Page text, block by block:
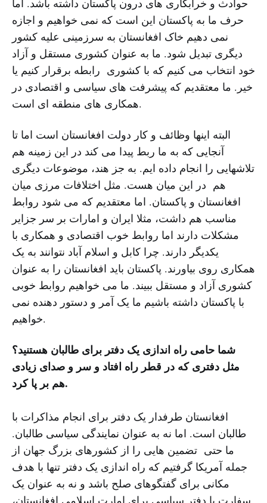
حوادث و خرابکاری های درون پاکستان داشته باشد. اما
حرف ما به پاکستان این است که نمی خواهیم و اجازه
نمی دهیم خاک افغانستان به سرزمینی علیه کشور
دیگری تبدیل شود. ما به عنوان کشوری مستقل و آزاد
خود انتخاب می کنیم که با کشوری رابطه برقرار کنیم یا
خیر. ما معتقدیم که پیشرفت های سیاسی و اقتصادی در
همکاری های منطقه ای است.
البته اینها وظائف و کار دولت افغانستان است اما تا
آنجایی که به ما ربط پیدا می کند در این زمینه هم
تلاشهایی را انجام داده ایم. به جز هند، موضوعات دیگری
هم در این میان هست. مثل اختلافات مرزی میان
افغانستان و پاکستان. اما معتقدیم که می شود روابط
مناسب هم داشت، مثلا ایران و امارات بر سر جزایر
مشکلات دارند اما روابط خوب اقتصادی و همکاری با
یکدیگر دارند. چرا کابل و اسلام آباد نتوانند به یک
همکاری روی بیاورند. پاکستان باید افغانستان را به عنوان
کشوری آزاد و مستقل ببیند. ما می خواهیم روابط خوبی
با پاکستان داشته باشیم ما یک آمر و دستور دهنده نمی
خواهیم.
شما حامی راه اندازی یک دفتر برای طالبان هستنید؟
مثل دفتری که در قطر راه افتاد و سر و صدای زیادی
هم بر پا کرد.
افغانستان طرفدار یک دفتر برای انجام مذاکرات با
طالبان است. اما نه به عنوان نمایندگی سیاسی طالبان.
ما حتی تضمین هایی را از کشورهای بزرگ جهان از
جمله آمریکا گرفتیم که راه اندازی یک دفتر تنها با هدف
مکانی برای گفتگوهای صلح باشد و نه به عنوان یک
سفارت یا دفتر سیاسی برای امارت اسلامی افغانستان،